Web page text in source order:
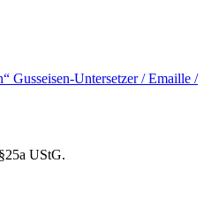
Gusseisen-Untersetzer / Emaille /
UStG.